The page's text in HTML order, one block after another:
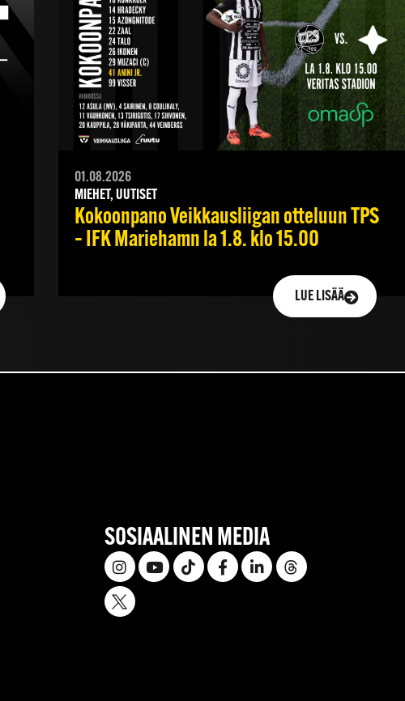
01.08.2026
MIEHET, UUTISET
Kokoonpano Veikkausliigan otteluun TPS
– IFK Mariehamn la 1.8. klo 15.00
LUE LISÄÄ
SOSIAALINEN MEDIA